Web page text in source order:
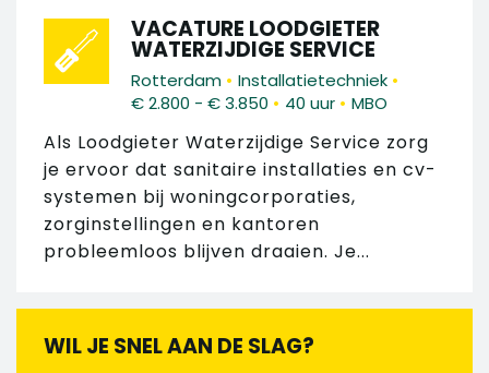
VACATURE LOODGIETER
WATERZIJDIGE SERVICE
Rotterdam • Installatietechniek •
€ 2.800 - € 3.850 • 40 uur • MBO
Als Loodgieter Waterzijdige Service zorg
je ervoor dat sanitaire installaties en cv-
systemen bij woningcorporaties,
zorginstellingen en kantoren
probleemloos blijven draaien. Je...
WIL JE SNEL AAN DE SLAG?